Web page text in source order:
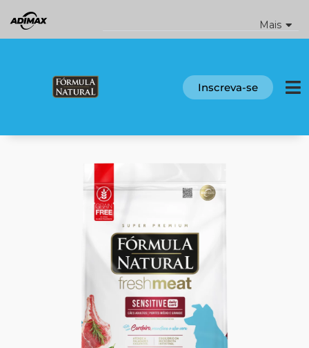
para
o
Mais
Inscreva-se